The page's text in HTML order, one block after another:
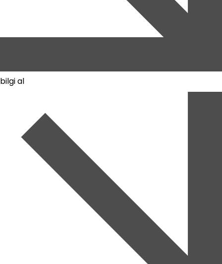
bilgi al